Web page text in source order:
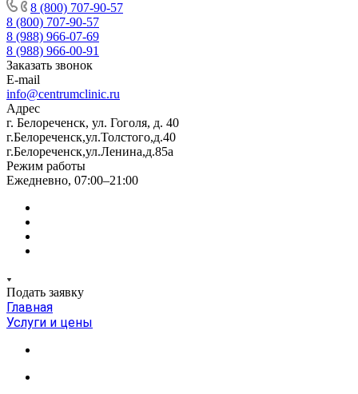
8 (800) 707-90-57
8 (800) 707-90-57
8 (988) 966-07-69
8 (988) 966-00-91
Заказать звонок
E-mail
info@centrumclinic.ru
Адрес
г. Белореченск, ул. Гоголя, д. 40
г.Белореченск,ул.Толстого,д.40
г.Белореченск,ул.Ленина,д.85а
Режим работы
Ежедневно, 07:00–21:00
Подать заявку
Главная
Услуги и цены